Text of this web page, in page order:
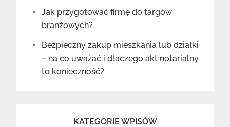
Jak przygotować firmę do targów
branżowych?
Bezpieczny zakup mieszkania lub działki
– na co uważać i dlaczego akt notarialny
to konieczność?
KATEGORIE WPISÓW